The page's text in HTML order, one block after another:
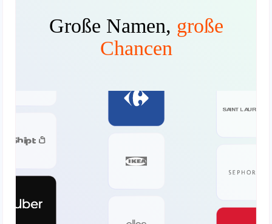
Große Namen, große
Chancen